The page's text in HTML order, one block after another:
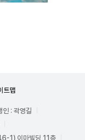
트맵
인 : 곽영길
1) 이마빌딩 11층